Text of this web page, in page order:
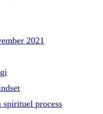
2021
spirituel process